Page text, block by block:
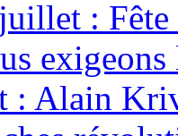
:
: Alain